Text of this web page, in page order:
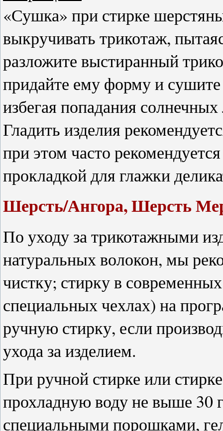
«Сушка» при стирке
выкручивать трикотаж,
разложите выстиранный
придайте ему форму и
избегая попадания
Гладить изделия
при этом часто
прокладкой для глажки
Шерсть/Ангора, Шерсть
По уходу за трикотажными
натуральных волокон, мы
чистку; стирку в
специальных чехлах) на
ручную стирку, если
ухода за изделием.
При ручной стирке или
прохладную воду не выше 30
специальными порошками,